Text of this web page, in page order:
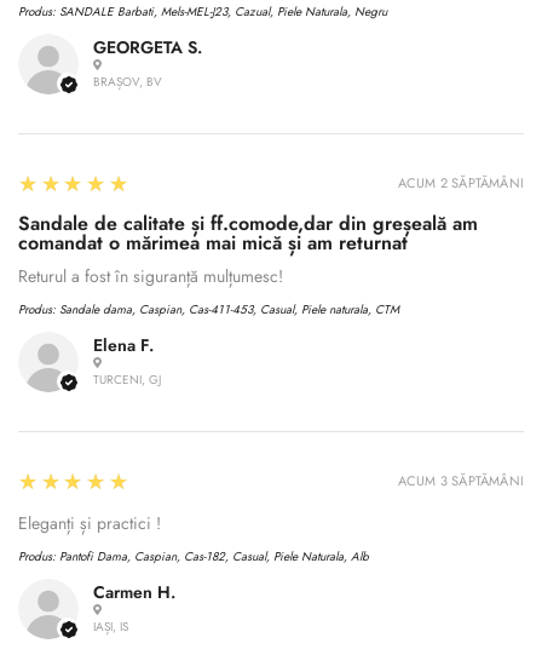
GEORGETA S.
BRAȘOV, BV
Produs: SANDALE Barbati, Mels-MEL-J23, Cazual, Piele Naturala, Negru
Elena F.
TURCENI, GJ
5
★★★★★
Sandale de calitate și ff.comode,dar din greșeală am
comandat o mărimea mai mică și am returnat
Returul a fost în siguranță mulțumesc!
Produs: Sandale dama, Caspian, Cas-411-453, Casual, Piele naturala, CTM
ACUM 2 SĂPTĂMÂNI
Carmen H.
IAȘI, IS
5
★★★★★
Eleganți și practici !
Produs: Pantofi Dama, Caspian, Cas-182, Casual, Piele Naturala, Alb
ACUM 3 SĂPTĂMÂNI